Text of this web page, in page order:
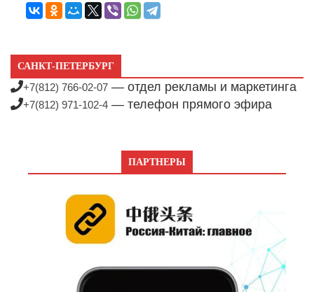
САНКТ-ПЕТЕРБУРГ
+7(812) 766-02-07 — отдел рекламы и маркетинга
+7(812) 971-102-4 — телефон прямого эфира
ПАРТНЕРЫ